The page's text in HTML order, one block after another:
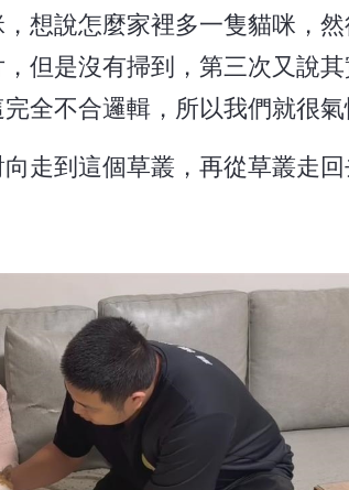
想說怎麼家裡多一隻貓咪，
但是沒有掃到，第三次又說
全不合邏輯，所以我們就很氣
走到這個草叢，再從草叢走回